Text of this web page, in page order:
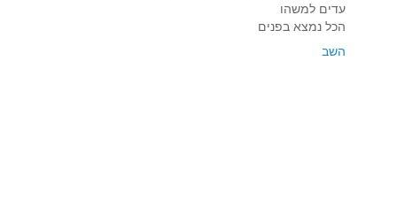
עדים למשהו
הכל נמצא בפנים
השב